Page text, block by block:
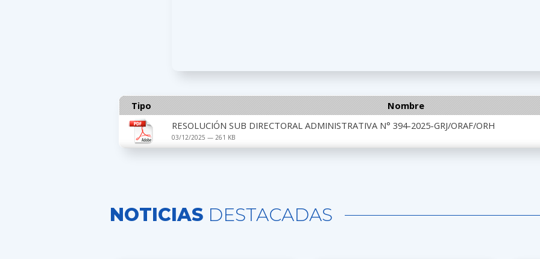
Tipo
Nombre
RESOLUCIÓN SUB DIRECTORAL ADMINISTRATIVA N° 394-2025-GRJ/ORAF/ORH
03/12/2025 — 261 KB
NOTICIAS DESTACADAS